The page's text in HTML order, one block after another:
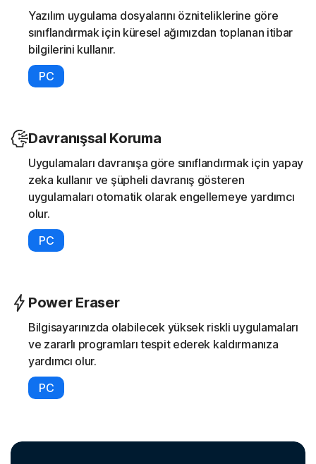
Yazılım uygulama dosyalarını özniteliklerine göre
sınıflandırmak için küresel ağımızdan toplanan itibar
bilgilerini kullanır.
PC
Davranışsal Koruma
Uygulamaları davranışa göre sınıflandırmak için yapay
zeka kullanır ve şüpheli davranış gösteren
uygulamaları otomatik olarak engellemeye yardımcı
olur.
PC
Power Eraser
Bilgisayarınızda olabilecek yüksek riskli uygulamaları
ve zararlı programları tespit ederek kaldırmanıza
yardımcı olur.
PC